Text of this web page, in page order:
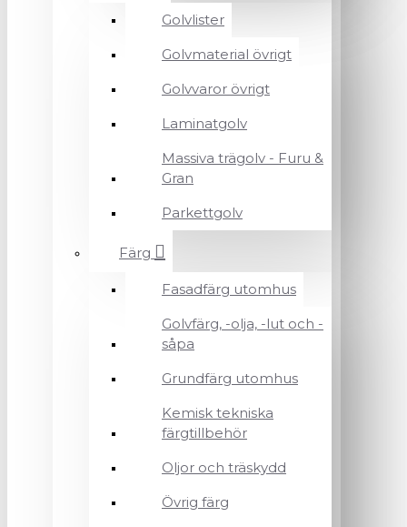
Golvlister
Golvmaterial övrigt
Golvvaror övrigt
Laminatgolv
Massiva trägolv - Furu &
Gran
Parkettgolv
Färg
Fasadfärg utomhus
Golvfärg, -olja, -lut och -
såpa
Grundfärg utomhus
Kemisk tekniska
färgtillbehör
Oljor och träskydd
Övrig färg